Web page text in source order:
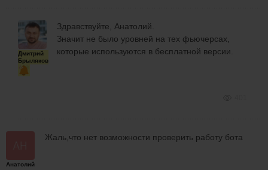
Дмитрий
Брыляков
Здравствуйте, Анатолий.
Значит не было уровней на тех фьючерсах,
которые используются в бесплатной версии.
Анатолий
Жаль,что нет возможности проверить работу бота